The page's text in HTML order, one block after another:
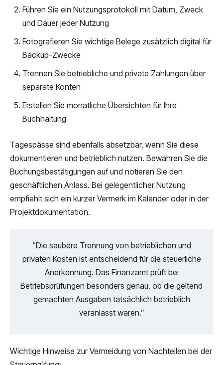
Führen Sie ein Nutzungsprotokoll mit Datum, Zweck
und Dauer jeder Nutzung
Fotografieren Sie wichtige Belege zusätzlich digital für
Backup-Zwecke
Trennen Sie betriebliche und private Zahlungen über
separate Konten
Erstellen Sie monatliche Übersichten für Ihre
Buchhaltung
Tagespässe sind ebenfalls absetzbar, wenn Sie diese
dokumentieren und betrieblich nutzen. Bewahren Sie die
Buchungsbestätigungen auf und notieren Sie den
geschäftlichen Anlass. Bei gelegentlicher Nutzung
empfiehlt sich ein kurzer Vermerk im Kalender oder in der
Projektdokumentation.
“Die saubere Trennung von betrieblichen und
privaten Kosten ist entscheidend für die steuerliche
Anerkennung. Das Finanzamt prüft bei
Betriebsprüfungen besonders genau, ob die geltend
gemachten Ausgaben tatsächlich betrieblich
veranlasst waren.”
Wichtige Hinweise zur Vermeidung von Nachteilen bei der